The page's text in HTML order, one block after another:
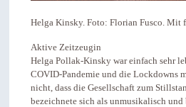
Helga Kinsky. Foto: Florian Fusco. Mit
Aktive Zeitzeugin
Helga Pollak-Kinsky war einfach sehr
COVID-Pandemie und die Lockdowns
nicht, dass die Gesellschaft zum
bezeichnete sich als unmusikalisch und